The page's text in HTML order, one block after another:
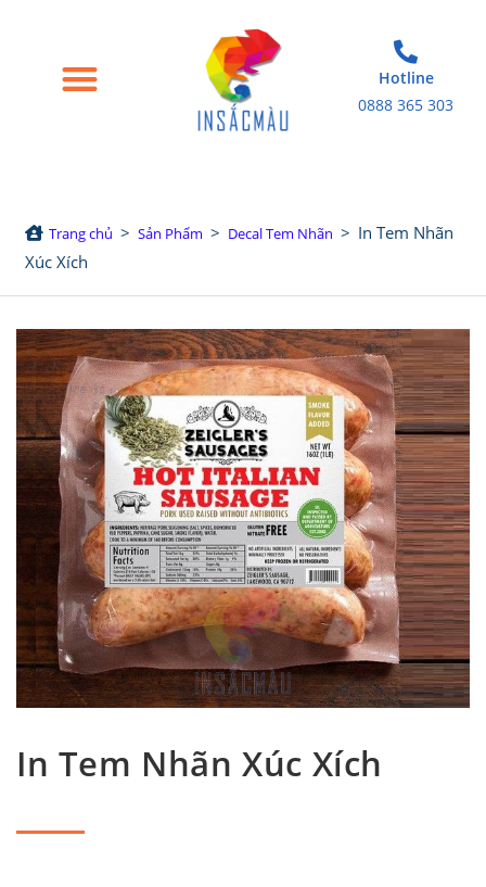
Hotline
0888 365 303
Trang chủ > Sản Phẩm > Decal Tem Nhãn > In Tem Nhãn
Xúc Xích
In Tem Nhãn Xúc Xích